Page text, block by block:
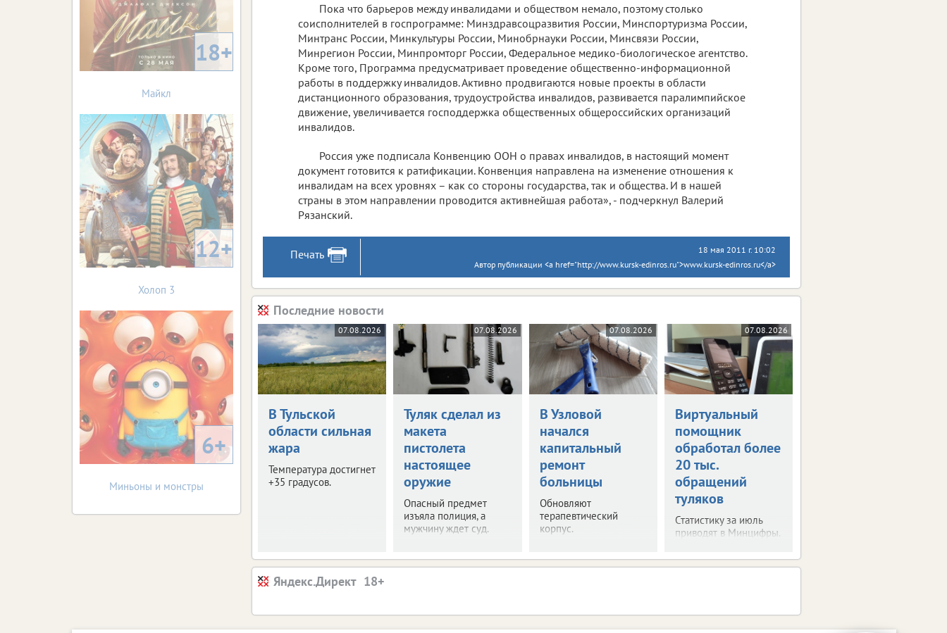
Пока что барьеров между инвалидами и обществом немало, поэтому столько
соисполнителей в госпрограмме: Минздравсоцразвития России, Минспортуризма России,
Минтранс России, Минкультуры России, Минобрнауки России, Минсвязи России,
Минрегион России, Минпромторг России, Федеральное медико-биологическое агентство.
Кроме того, Программа предусматривает проведение общественно-информационной
работы в поддержку инвалидов. Активно продвигаются новые проекты в области
дистанционного образования, трудоустройства инвалидов, развивается паралимпийское
движение, увеличивается господдержка общественных общероссийских организаций
инвалидов.
Россия уже подписала Конвенцию ООН о правах инвалидов, в настоящий момент
документ готовится к ратификации. Конвенция направлена на изменение отношения к
инвалидам на всех уровнях – как со стороны государства, так и общества. И в нашей
страны в этом направлении проводится активнейшая работа», - подчеркнул Валерий
Рязанский.
Печать
18 мая 2011 г. 10:02
Автор публикации <a href="http://www.kursk-edinros.ru">www.kursk-edinros.ru</a>
Последние новости
07.08.2026
В Тульской
области сильная
жара
Температура достигнет
+35 градусов.
07.08.2026
Туляк сделал из
макета
пистолета
настоящее
оружие
Опасный предмет
изъяла полиция, а
мужчину ждет суд.
07.08.2026
В Узловой
начался
капитальный
ремонт
больницы
Обновляют
терапевтический
корпус.
07.08.2026
Виртуальный
помощник
обработал более
20 тыс.
обращений
туляков
Статистику за июль
приводят в Минцифры.
Яндекс.Директ
18+
Майкл
12+
Холоп 3
6+
Миньоны и монстры